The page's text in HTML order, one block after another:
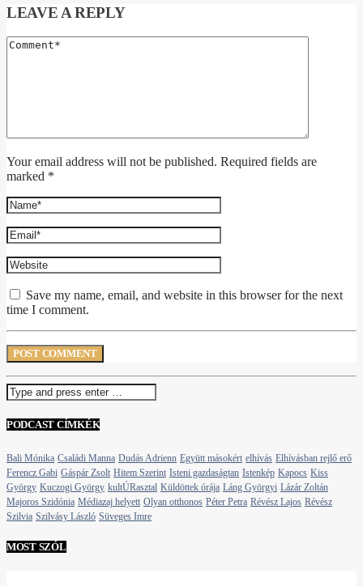
LEAVE A REPLY
Your email address will not be published. Required fields are
marked *
Save my name, email, and website in this browser for the next
time I comment.
PODCAST CÍMKÉK
Bali Mónika Családi Manna Dudás Adrienn Együtt másokért elhívás Elhívásban rejlő erő
Ferencz Gabi Gáspár Zsolt Hitem Szerint Isteni gazdaságtan Istenkép Kapocs Kiss
György Kuczogi György kultÚRasztal Küldöttek órája Láng Györgyi Lázár Zoltán
Majoros Szidónia Médiazaj helyett Olyan otthonos Péter Petra Révész Lajos Révész
Szilvia Szilvásy László Süveges Imre
MOST SZÓL